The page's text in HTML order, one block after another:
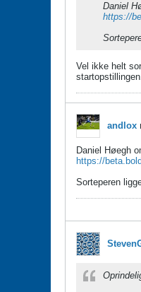
Daniel
https://
Vel ikke helt
andlox
Daniel Høegh
https://
​​​​​​Sorteperen